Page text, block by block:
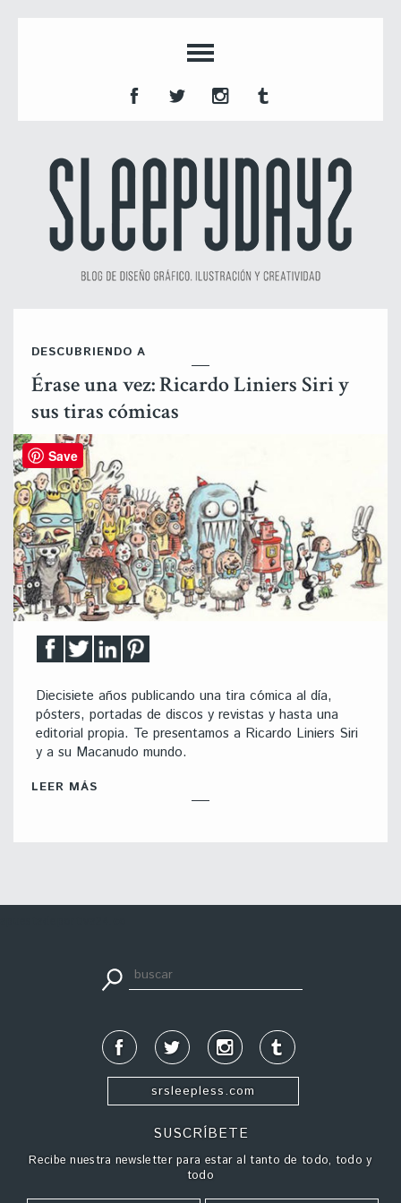
DESCUBRIENDO A
Érase una vez: Ricardo Liniers Siri y
sus tiras cómicas
Diecisiete años publicando una tira cómica al día,
pósters, portadas de discos y revistas y hasta una
editorial propia. Te presentamos a Ricardo Liniers Siri
y a su Macanudo mundo.
LEER MÁS
srsleepless.com
SUSCRÍBETE
Recibe nuestra newsletter para estar al tanto de todo, todo y
todo
Save